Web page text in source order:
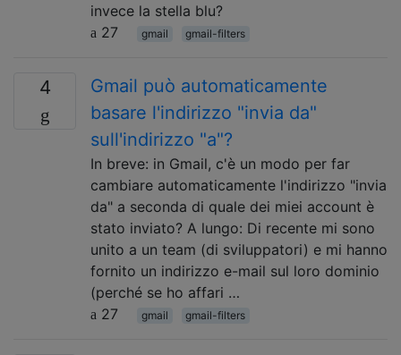
invece la stella blu?
27
gmail gmail-filters
4
Gmail può automaticamente
basare l'indirizzo "invia da"
sull'indirizzo "a"?
In breve: in Gmail, c'è un modo per far
cambiare automaticamente l'indirizzo "invia
da" a seconda di quale dei miei account è
stato inviato? A lungo: Di recente mi sono
unito a un team (di sviluppatori) e mi hanno
fornito un indirizzo e-mail sul loro dominio
(perché se ho affari …
27
gmail gmail-filters